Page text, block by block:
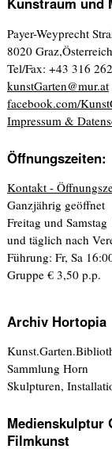
Payer-Weyprecht
8020 Graz,Österreich
Tel/Fax: +43 316
kunstGarten@mur.at
facebook.com/
Impressum &
Öffnungszeiten:
Kontakt -
Ganzjährig geöffnet
Freitag und
und täglich nach
Führung: Fr, Sa
Gruppe € 3,50 p.p.
Archiv Hortopia
Sammlung Horn
Skulpturen,
Medienskulptur
Filmkunst